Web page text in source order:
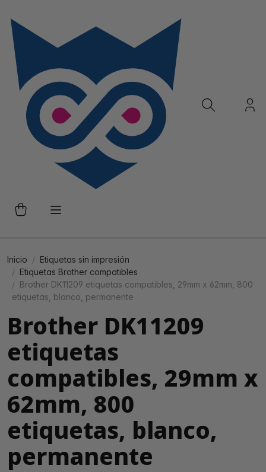
Inicio
Etiquetas sin impresión
Etiquetas Brother compatibles
Brother DK11209 etiquetas compatibles, 29mm x 62mm, 800
etiquetas, blanco, permanente
Brother DK11209
etiquetas
compatibles, 29mm x
62mm, 800
etiquetas, blanco,
permanente